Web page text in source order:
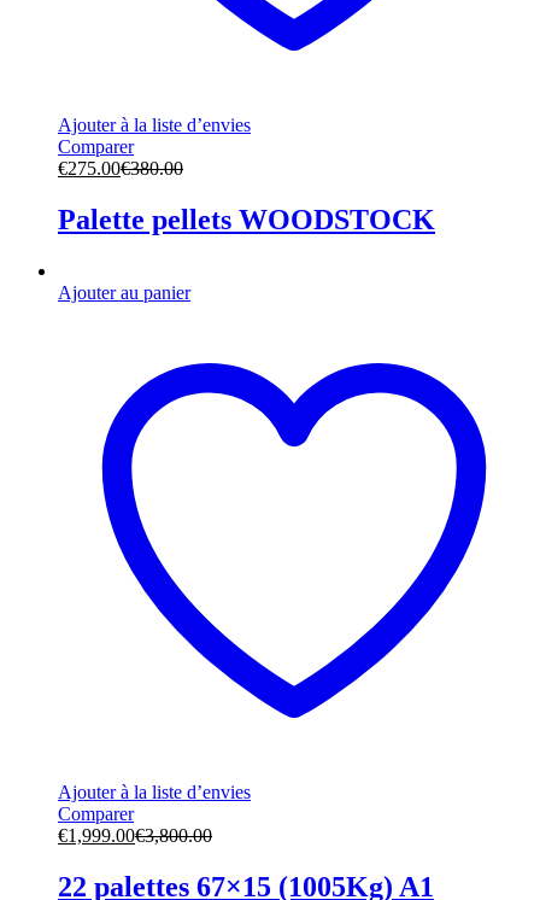
Ajouter à la liste d’envies
Comparer
€275.00€380.00
Palette pellets WOODSTOCK
Ajouter au panier
Ajouter à la liste d’envies
Comparer
€1,999.00€3,800.00
22 palettes 67×15 (1005Kg) A1